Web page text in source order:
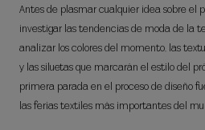
Antes de plasmar cualquier idea sobre el
investigar las tendencias de moda de la
analizar los colores del momento, las
y las siluetas que marcarán el estilo del
primera parada en el proceso de diseño
las ferias textiles más importantes del